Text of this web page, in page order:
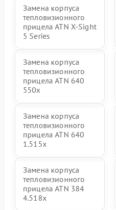
Замена корпуса
тепловизионного
прицела ATN X‑Sight
5 Series
Замена корпуса
тепловизионного
прицела ATN 640
550x
Замена корпуса
тепловизионного
прицела ATN 640
1.515x
Замена корпуса
тепловизионного
прицела ATN 384
4.518x